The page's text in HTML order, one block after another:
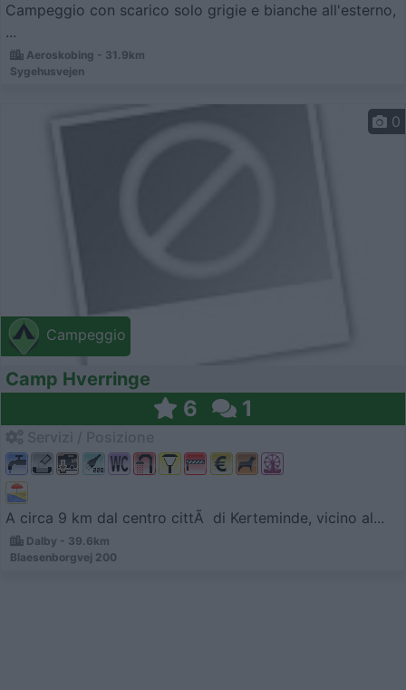
Campeggio con scarico solo grigie e bianche all'esterno,
...
Aeroskobing - 31.9km
Sygehusvejen
Campeggio
0
Camp Hverringe
6 1
A circa 9 km dal centro cittÃ di Kerteminde, vicino al...
Dalby - 39.6km
Blaesenborgvej 200